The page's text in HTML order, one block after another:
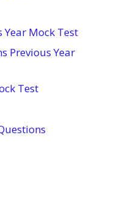
Year Mock Test
Previous Year
Test